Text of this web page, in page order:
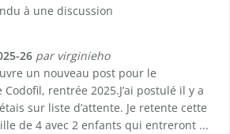
à une discussion
26 par virginieho
un nouveau post pour le
rentrée 2025.J’ai postulé il y a
sur liste d’attente. Je retente cette
de 4 avec 2 enfants qui entreront ...